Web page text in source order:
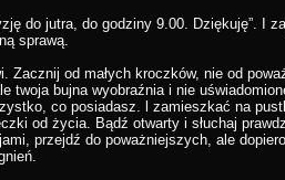
do jutra, do godziny 9.00. Dziękuję”. I
sprawą.
Zacznij od małych kroczków, nie od
twoja bujna wyobraźnia i nie
co posiadasz. l zamieszkać na
od życia. Bądź otwarty i słuchaj
przejdź do poważniejszych, ale